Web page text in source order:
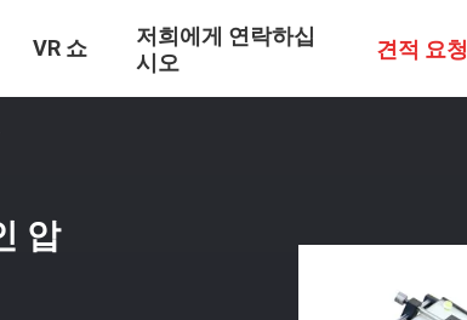
VR 쇼
저희에게 연락하십
시오
견적 요청
압